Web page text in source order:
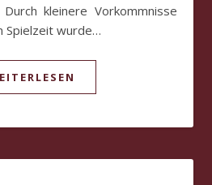
kleinere Vorkommnisse
Spielzeit wurde…